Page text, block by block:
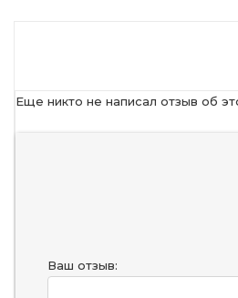
Еще никто не написал отзыв об
Ваш отзыв: